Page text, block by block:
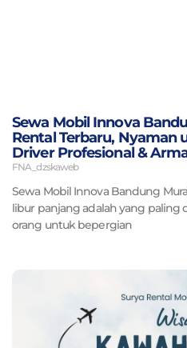
Sewa Mobil Innova
Rental Terbaru, Nyaman
Driver Profesional &
FNA_dzskaweb
Sewa Mobil Innova Bandung
libur panjang adalah yang
orang untuk bepergian